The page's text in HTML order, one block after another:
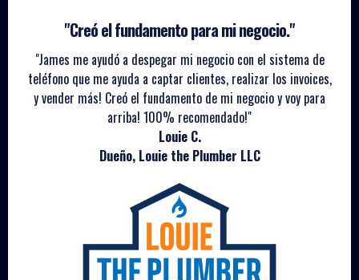
"Creó el fundamento para mi negocio."
"James me ayudó a despegar mi negocio con el sistema de
teléfono que me ayuda a captar clientes, realizar los invoices,
y vender más! Creó el fundamento de mi negocio y voy para
arriba! 100% recomendado!"
Louie C.
Dueño, Louie the Plumber LLC